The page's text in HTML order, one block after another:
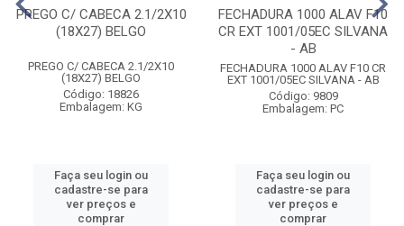
PREGO C/ CABECA 2.1/2X10
(18X27) BELGO
PREGO C/ CABECA 2.1/2X10
(18X27) BELGO
Código: 18826
Embalagem: KG
Faça seu login ou
cadastre-se para
ver preços e
comprar
FECHADURA 1000 ALAV F10
CR EXT 1001/05EC SILVANA
- AB
FECHADURA 1000 ALAV F10 CR
EXT 1001/05EC SILVANA - AB
Código: 9809
Embalagem: PC
Faça seu login ou
cadastre-se para
ver preços e
comprar